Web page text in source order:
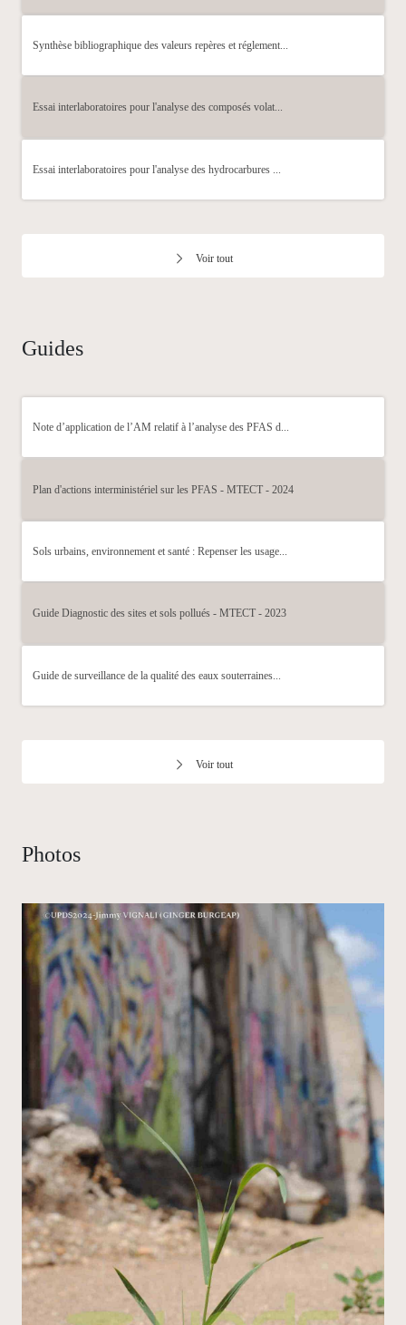
Synthèse bibliographique des valeurs repères et réglement...
Essai interlaboratoires pour l'analyse des composés volat...
Essai interlaboratoires pour l'analyse des hydrocarbures ...
Voir tout
Guides
Note d’application de l’AM relatif à l’analyse des PFAS d...
Plan d'actions interministériel sur les PFAS - MTECT - 2024
Sols urbains, environnement et santé : Repenser les usage...
Guide Diagnostic des sites et sols pollués - MTECT - 2023
Guide de surveillance de la qualité des eaux souterraines...
Voir tout
Photos